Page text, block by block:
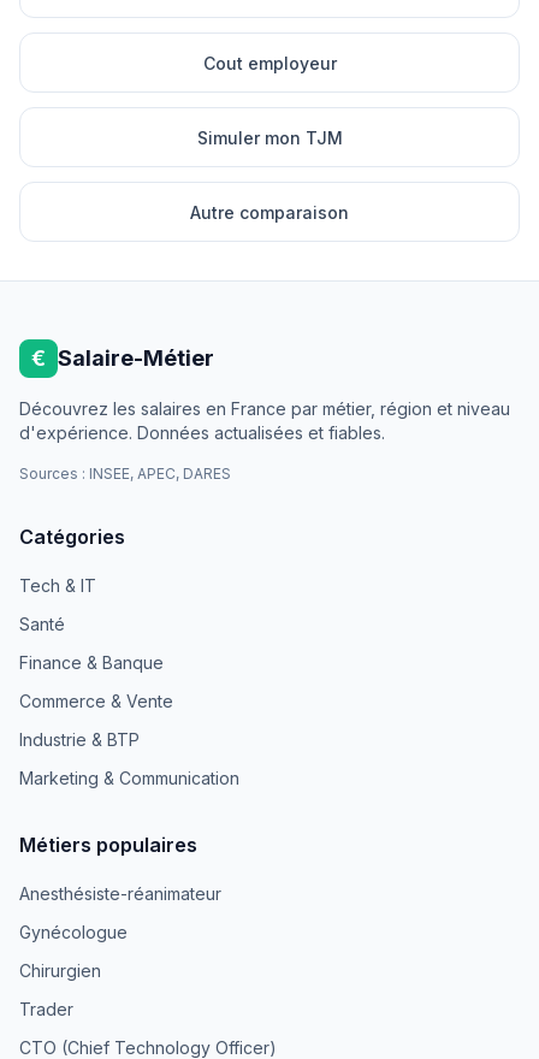
Cout employeur
Simuler mon TJM
Autre comparaison
€ Salaire-Métier
Découvrez les salaires en France par métier, région et niveau
d'expérience. Données actualisées et fiables.
Sources : INSEE, APEC, DARES
Catégories
Tech & IT
Santé
Finance & Banque
Commerce & Vente
Industrie & BTP
Marketing & Communication
Métiers populaires
Anesthésiste-réanimateur
Gynécologue
Chirurgien
Trader
CTO (Chief Technology Officer)